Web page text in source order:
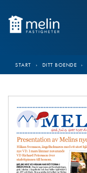
START › DITT BOENDE ›